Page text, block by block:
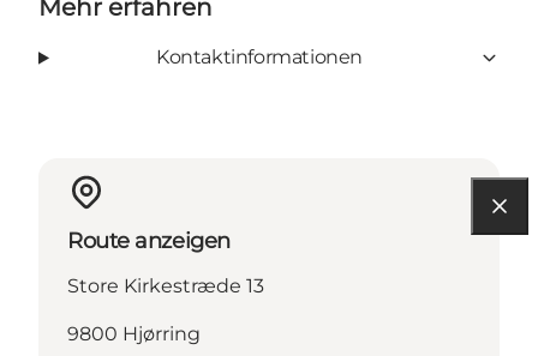
Mehr erfahren
Kontaktinformationen
Route anzeigen
Store Kirkestræde 13
9800 Hjørring